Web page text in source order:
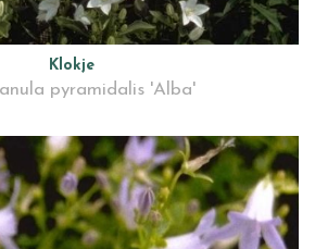
Klokje
pyramidalis 'Alba'